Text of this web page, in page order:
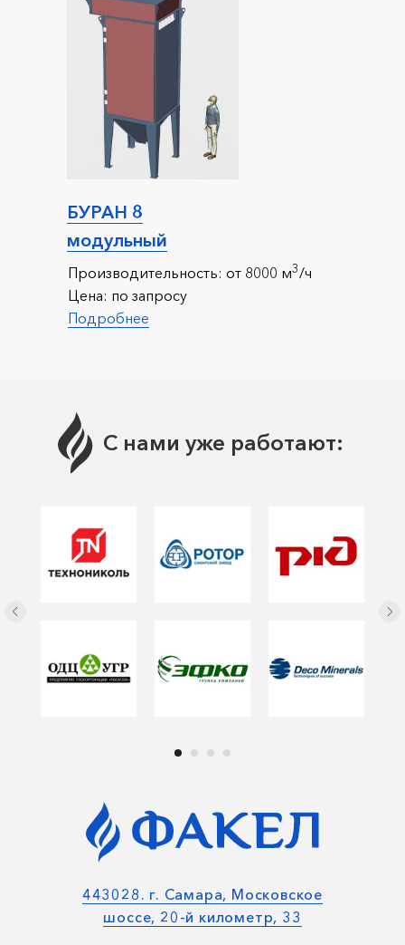
БУРАН 8
модульный
Производительность: от 8000 м3/ч
Цена: по запросу
Подробнее
С нами уже работают:
443028. г. Самара, Московское
шоссе, 20-й километр, 33